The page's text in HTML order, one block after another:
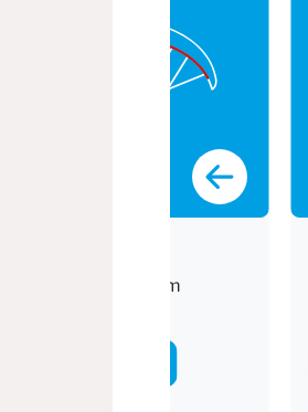
Brake Tension System